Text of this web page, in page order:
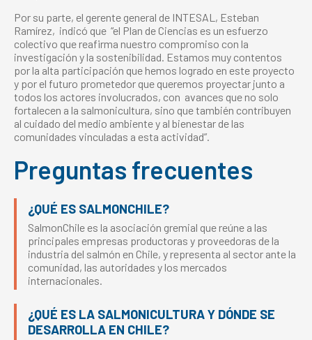
Por su parte, el gerente general de INTESAL, Esteban
Ramírez, indicó que “el Plan de Ciencias es un esfuerzo
colectivo que reafirma nuestro compromiso con la
investigación y la sostenibilidad. Estamos muy contentos
por la alta participación que hemos logrado en este proyecto
y por el futuro prometedor que queremos proyectar junto a
todos los actores involucrados, con avances que no solo
fortalecen a la salmonicultura, sino que también contribuyen
al cuidado del medio ambiente y al bienestar de las
comunidades vinculadas a esta actividad”.
Preguntas frecuentes
¿QUÉ ES SALMONCHILE?
SalmonChile es la asociación gremial que reúne a las
principales empresas productoras y proveedoras de la
industria del salmón en Chile, y representa al sector ante la
comunidad, las autoridades y los mercados
internacionales.
¿QUÉ ES LA SALMONICULTURA Y DÓNDE SE
DESARROLLA EN CHILE?